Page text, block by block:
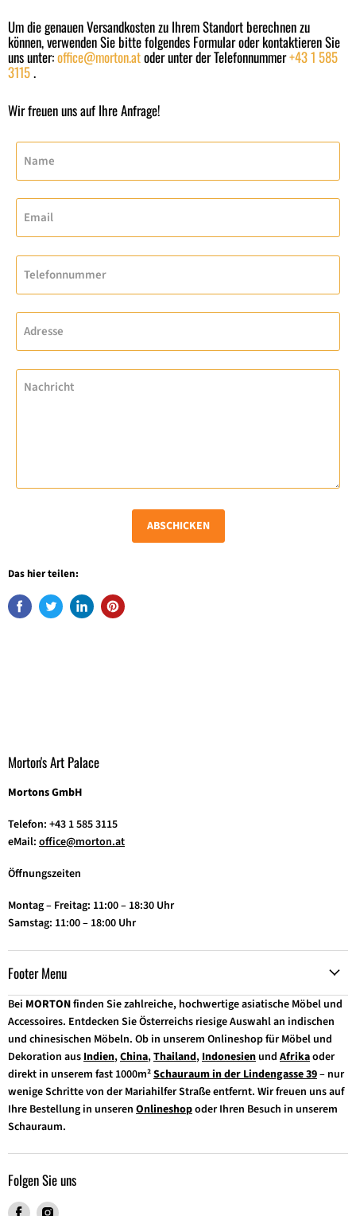
Um die genauen Versandkosten zu Ihrem Standort berechnen zu
können, verwenden Sie bitte folgendes Formular oder kontaktieren Sie
uns unter:office@morton.atoder unter der Telefonnummer+43 1 585
3115.
Wir freuen uns auf Ihre Anfrage!
Name
Email
Telefonnummer
Adresse
Nachricht
ABSCHICKEN
Das hier teilen:
Morton's Art Palace
Mortons GmbH
Telefon: +43 1 585 3115
eMail: office@morton.at
Öffnungszeiten
Montag – Freitag: 11:00 – 18:30 Uhr
Samstag: 11:00 – 18:00 Uhr
Footer Menu
Bei MORTONfinden Sie zahlreiche, hochwertige asiatische Möbel und
Accessoires. Entdecken Sie Österreichs riesige Auswahl an indischen
und chinesischen Möbeln. Ob in unserem Onlineshop für Möbel und
Dekoration aus Indien,China,Thailand, Indonesien und Afrikaoder
direkt in unserem fast 1000m²Schauraum in der Lindengasse 39– nur
wenige Schritte von der Mariahilfer Straße entfernt. Wir freuen uns auf
Ihre Bestellung in unseren Onlineshopoder Ihren Besuch in unserem
Schauraum.
Folgen Sie uns
FindenFinden